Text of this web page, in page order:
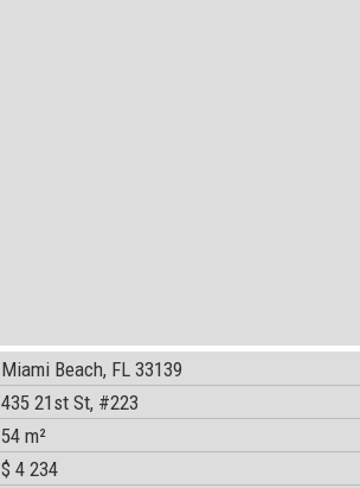
Miami Beach, FL 33139
435 21st St, #223
54 m²
$ 4 234